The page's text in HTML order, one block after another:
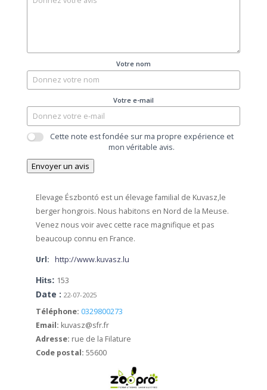
Votre nom
Votre e-mail
Cette note est fondée sur ma propre expérience et
mon véritable avis.
Envoyer un avis
Elevage Észbontó est un élevage familial de Kuvasz,le
berger hongrois. Nous habitons en Nord de la Meuse.
Venez nous voir avec cette race magnifique et pas
beaucoup connu en France.
Url: http://www.kuvasz.lu
Hits: 153
Date : 22-07-2025
Téléphone: 0329800273
Email: kuvasz@sfr.fr
Adresse: rue de la Filature
Code postal: 55600